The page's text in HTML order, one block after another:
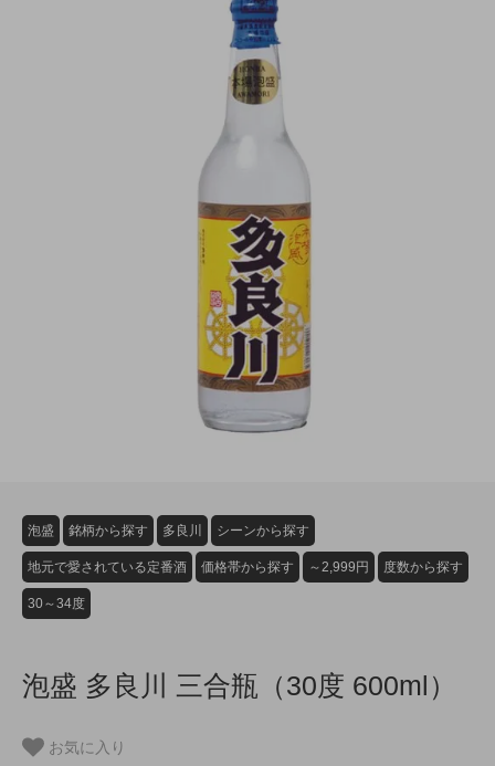
泡盛 銘柄から探す 多良川 シーンから探す
地元で愛されている定番酒 価格帯から探す ～2,999円 度数から探す
30～34度
泡盛 多良川 三合瓶（30度 600ml）
お気に入り